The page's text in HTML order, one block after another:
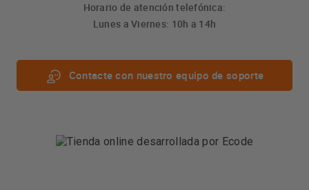
Horario de atención telefónica:
Lunes a Viernes: 10h a 14h
Contacte con nuestro equipo de soporte